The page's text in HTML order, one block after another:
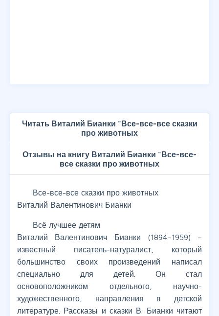
Читать Виталий Бианки "Все-все-все сказки
про животных
Отзывы на книгу Виталий Бианки "Все-все-
все сказки про животных
Все-все-все сказки про животных
Виталий Валентинович Бианки
Всё лучшее детям
Виталий Валентинович Бианки (1894–1959) –
известный писатель-натуралист, который
большинство своих произведений написал
специально для детей. Он стал
основоположником отдельного, научно-
художественного, направления в детской
литературе. Рассказы и сказки В. Бианки читают